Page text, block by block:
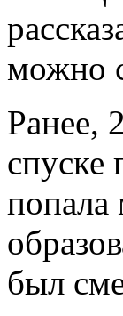
можно
Ранее,
спуске
попала
был